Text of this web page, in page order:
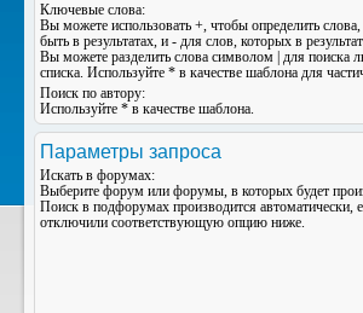
Ключевые слова:
Вы можете использовать +, чтобы определить
быть в результатах, и - для слов, которых в
Вы можете разделить слова символом для поиска
списка. Используйте * в качестве шаблона для
Поиск по автору:
Используйте * в качестве шаблона.
Параметры запроса
Искать в форумах:
Выберите форум или форумы, в которых будет
Поиск в подфорумах производится автоматически,
отключили соответствующую опцию ниже.